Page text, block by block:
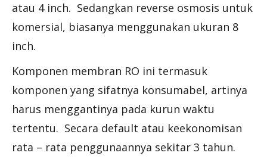
atau 4 inch. Sedangkan reverse osmosis untuk
komersial, biasanya menggunakan ukuran 8
inch.
Komponen membran RO ini termasuk
komponen yang sifatnya konsumabel, artinya
harus menggantinya pada kurun waktu
tertentu. Secara default atau keekonomisan
rata – rata penggunaannya sekitar 3 tahun.